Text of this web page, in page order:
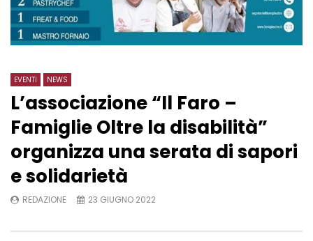
EVENTI NEWS
L’associazione “Il Faro –
Famiglie Oltre la disabilità”
organizza una serata di sapori
e solidarietà
REDAZIONE 23 GIUGNO 2022